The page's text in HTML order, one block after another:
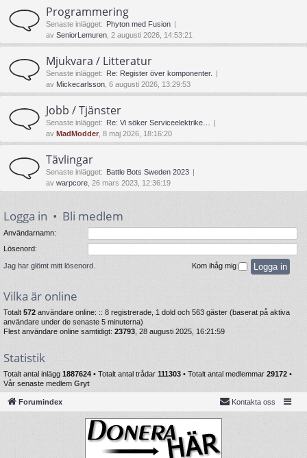
Programmering
Senaste inlägget: Phyton med Fusion
av SeniorLemuren , 2 augusti 2026, 14:53:21
Mjukvara / Litteratur
Senaste inlägget: Re: Register över komponenter.
av Mickecarlsson , 6 augusti 2026, 13:29:53
Jobb / Tjänster
Senaste inlägget: Re: Vi söker Serviceelektrike…
av MadModder , 8 maj 2026, 18:16:20
Tävlingar
Senaste inlägget: Battle Bots Sweden 2023
av warpcore , 26 mars 2023, 12:36:19
Logga in • Bli medlem
Användarnamn:
Lösenord:
Jag har glömt mitt lösenord. Kom ihåg mig
Vilka är online
Totalt 572 användare online: :: 8 registrerade, 1 dold och 563 gäster (baserat på aktiva
användare under de senaste 5 minuterna)
Flest användare online samtidigt: 23793 , 28 augusti 2025, 16:21:59
Statistik
Totalt antal inlägg 1887624 • Totalt antal trådar 111303 • Totalt antal medlemmar 29172 •
Vår senaste medlem Gryt
Forumindex Kontakta oss